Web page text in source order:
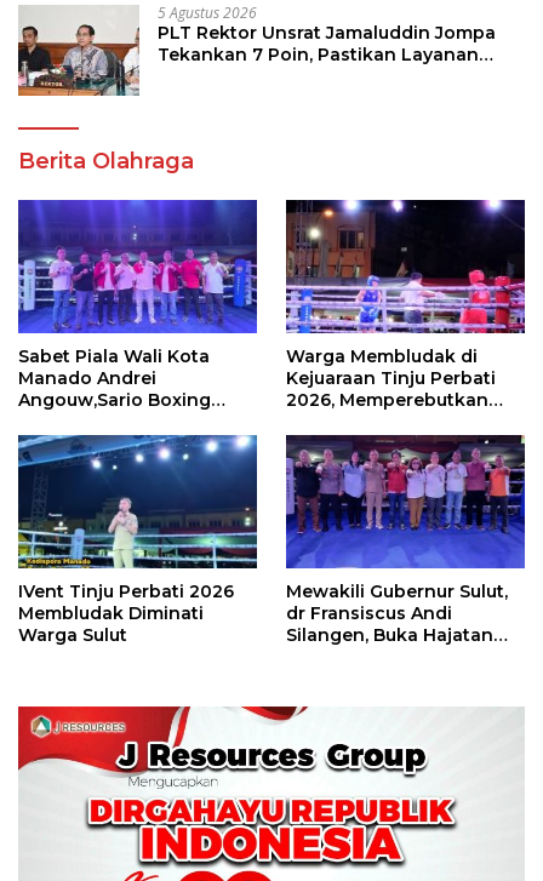
5 Agustus 2026
PLT Rektor Unsrat Jamaluddin Jompa
Tekankan 7 Poin, Pastikan Layanan
Berita Olahraga
Sabet Piala Wali Kota
Manado Andrei
Angouw,Sario Boxing
Perbati 2026
Warga Membludak di
Kejuaraan Tinju Perbati
2026, Memperebutkan
IVent Tinju Perbati 2026
Membludak Diminati
Warga Sulut
Mewakili Gubernur Sulut,
dr Fransiscus Andi
Silangen, Buka Hajatan